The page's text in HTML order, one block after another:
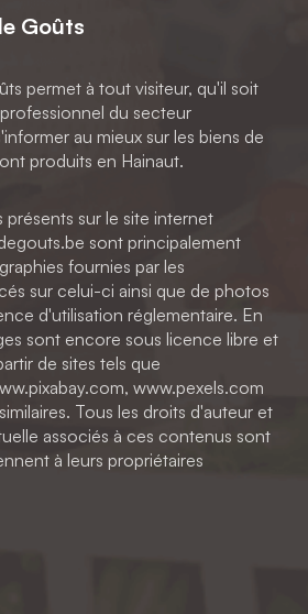
Goûts
permet à tout visiteur, qu'il soit
du secteur
au mieux sur les biens de
produits en Hainaut.
présents sur le site internet
sont principalement
fournies par les
sur celui-ci ainsi que de photos
d'utilisation réglementaire. En
sont encore sous licence libre et
de sites tels que
www.pexels.com
Tous les droits d'auteur et
associés à ces contenus sont
à leurs propriétaires